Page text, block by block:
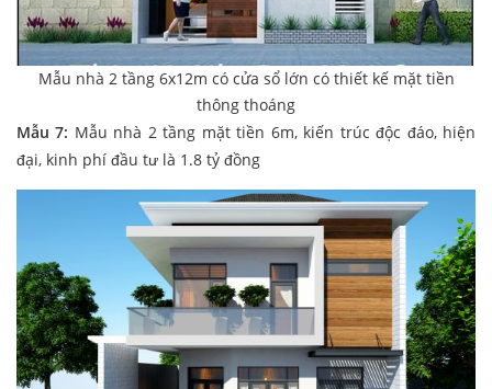
Mẫu nhà 2 tầng 6x12m có cửa sổ lớn có thiết kế mặt tiền
thông thoáng
Mẫu 7: Mẫu nhà 2 tầng mặt tiền 6m, kiến trúc độc đáo, hiện
đại, kinh phí đầu tư là 1.8 tỷ đồng